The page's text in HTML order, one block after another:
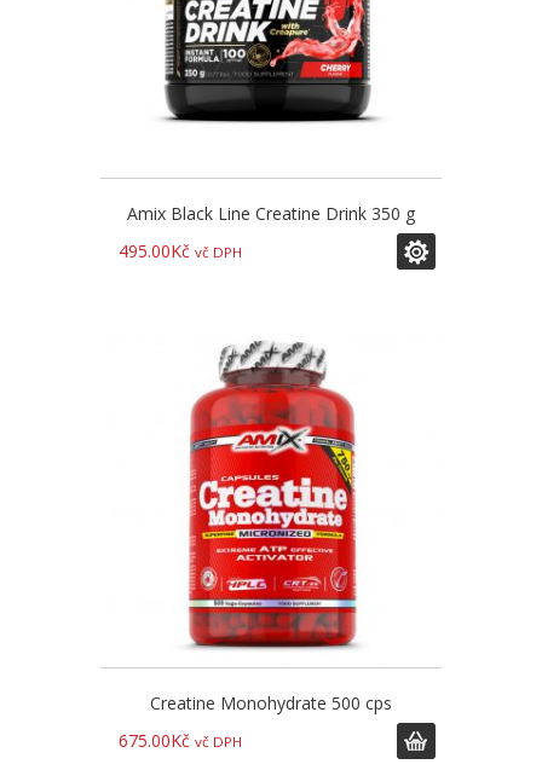
Amix Black Line Creatine Drink 350 g
495.00Kč vč DPH
Creatine Monohydrate 500 cps
675.00Kč vč DPH